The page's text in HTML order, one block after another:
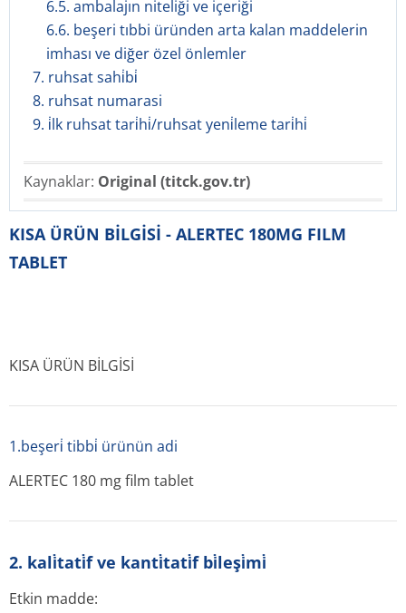
6.5. ambalajın niteliği ve içeriği
6.6. beşeri tıbbi üründen arta kalan maddelerin
imhası ve diğer özel önlemler
7. ruhsat sahi̇bi̇
8. ruhsat numarasi
9. i̇lk ruhsat tari̇hi̇/ruhsat yeni̇leme tari̇hi̇
Kaynaklar: Original (titck.gov.tr)
KISA ÜRÜN BİLGİSİ - ALERTEC 180MG FILM
TABLET
KISA ÜRÜN BİLGİSİ
1.beşeri̇ tibbi̇ ürünün adi
ALERTEC 180 mg film tablet
2. kali̇tati̇f ve kanti̇tati̇f bi̇leşi̇mi̇
Etkin madde: